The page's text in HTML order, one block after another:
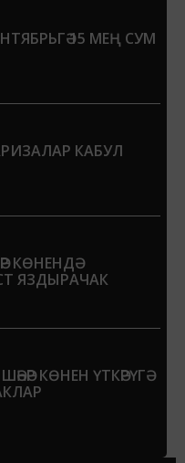
15 МЕҢ СУМ
КАБУЛ
КӨНЕНДӘ
ЯЗДЫРАЧАК
КӨНЕН ҮТКӘРҮГӘ